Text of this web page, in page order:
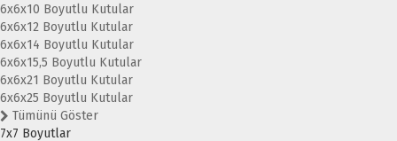
6x6x10 Boyutlu Kutular
6x6x12 Boyutlu Kutular
6x6x14 Boyutlu Kutular
6x6x15,5 Boyutlu Kutular
6x6x21 Boyutlu Kutular
6x6x25 Boyutlu Kutular
Tümünü Göster
7x7 Boyutlar